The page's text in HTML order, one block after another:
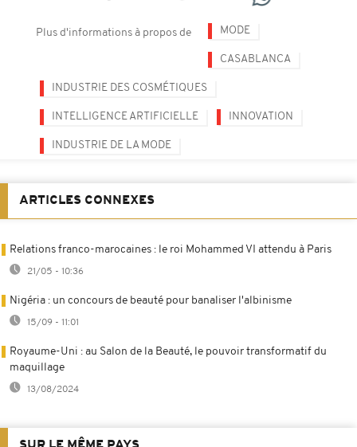
Plus d'informations à propos de MODE
CASABLANCA
INDUSTRIE DES COSMÉTIQUES
INTELLIGENCE ARTIFICIELLE INNOVATION
INDUSTRIE DE LA MODE
ARTICLES CONNEXES
Relations franco-marocaines : le roi Mohammed VI attendu à Paris
21/05 - 10:36
Nigéria : un concours de beauté pour banaliser l'albinisme
15/09 - 11:01
Royaume-Uni : au Salon de la Beauté, le pouvoir transformatif du
maquillage
13/08/2024